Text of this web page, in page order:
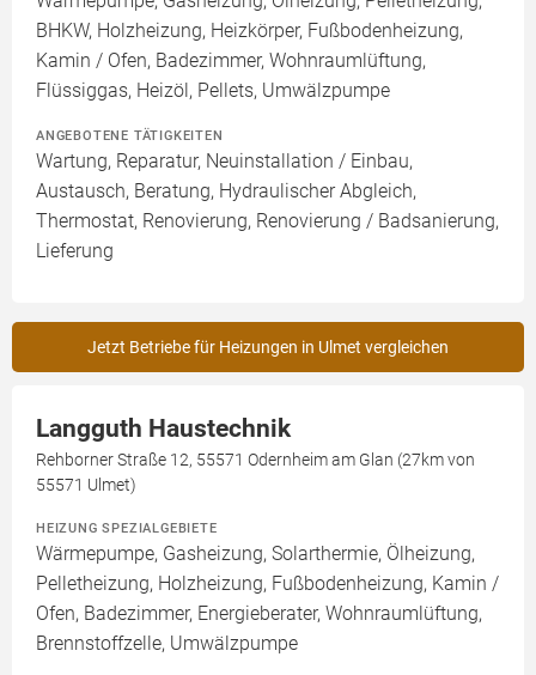
BHKW, Holzheizung, Heizkörper, Fußbodenheizung,
Kamin / Ofen, Badezimmer, Wohnraumlüftung,
Flüssiggas, Heizöl, Pellets, Umwälzpumpe
ANGEBOTENE TÄTIGKEITEN
Wartung, Reparatur, Neuinstallation / Einbau,
Austausch, Beratung, Hydraulischer Abgleich,
Thermostat, Renovierung, Renovierung / Badsanierung,
Lieferung
Jetzt Betriebe für Heizungen in Ulmet vergleichen
Langguth Haustechnik
Rehborner Straße 12, 55571 Odernheim am Glan (27km von
55571 Ulmet)
HEIZUNG SPEZIALGEBIETE
Wärmepumpe, Gasheizung, Solarthermie, Ölheizung,
Pelletheizung, Holzheizung, Fußbodenheizung, Kamin /
Ofen, Badezimmer, Energieberater, Wohnraumlüftung,
Brennstoffzelle, Umwälzpumpe